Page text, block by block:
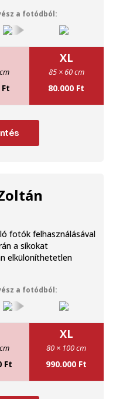
a fotódból:
Ft
XL
85 × 60 cm
80.000 Ft
fotók felhasználásával
a síkokat
elkülöníthetetlen
a fotódból:
Ft
XL
80 × 100 cm
990.000 Ft